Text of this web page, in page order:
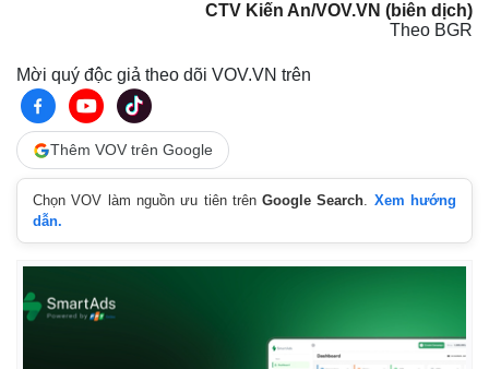
Kinh tế
Khởi nghiệp
Tiêu dùng
CTV Kiến An/VOV.VN (biên dịch)
Theo BGR
Mời quý độc giả theo dõi VOV.VN trên
Thêm VOV trên Google
Chọn VOV làm nguồn ưu tiên trênGoogle Search. Xem hướng
dẫn.